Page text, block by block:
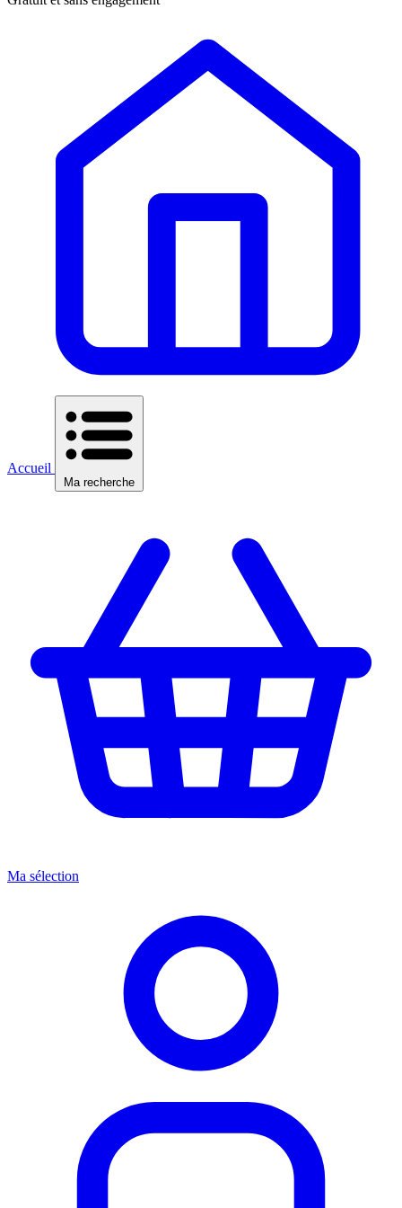
Accueil
Ma recherche
Ma sélection